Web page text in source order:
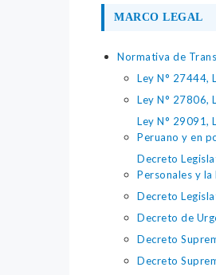
MARCO LEGAL
Normativa de
Ley N° 27444,
Ley N° 27806,
Ley N° 29091,
Peruano y en
Decreto
Personales y
Decreto
Decreto de
Decreto
Decreto